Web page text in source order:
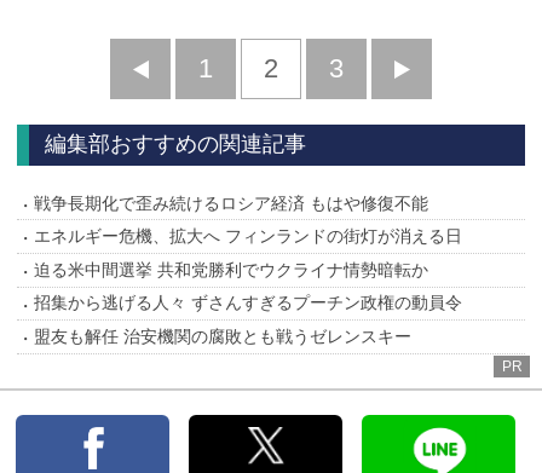
前
へ
1 2 3
へ
編集部おすすめの関連記事
戦争長期化で歪み続けるロシア経済 もはや修復不能
エネルギー危機、拡大へ フィンランドの街灯が消える日
迫る米中間選挙 共和党勝利でウクライナ情勢暗転か
招集から逃げる人々 ずさんすぎるプーチン政権の動員令
盟友も解任 治安機関の腐敗とも戦うゼレンスキー
PR